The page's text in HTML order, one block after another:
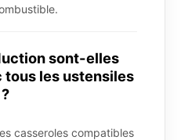
sont-elles
les ustensiles
?
casseroles compatibles